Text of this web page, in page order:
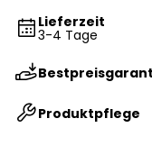
Lieferzeit
3-4 Tage
Produktpflege